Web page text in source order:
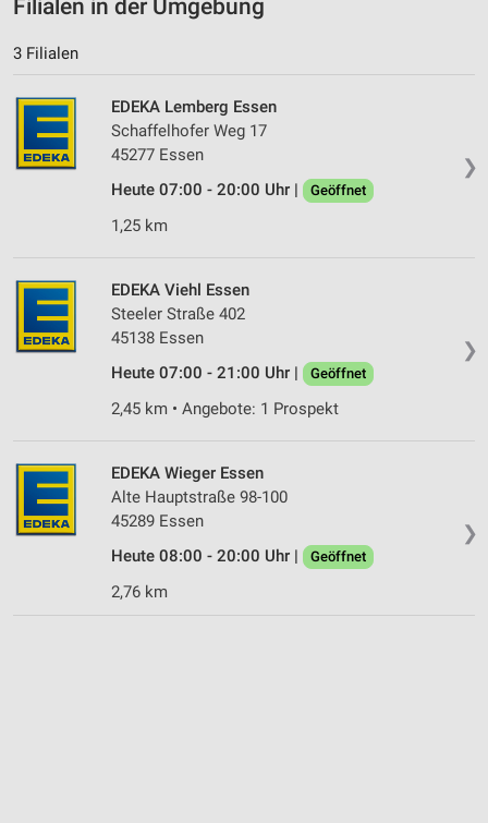
Filialen in der Umgebung
3 Filialen
❯
EDEKA Lemberg Essen
Schaffelhofer Weg 17
45277 Essen
Heute 07:00 - 20:00 Uhr |
Geöffnet
1,25 km
❯
EDEKA Viehl Essen
Steeler Straße 402
45138 Essen
Heute 07:00 - 21:00 Uhr |
Geöffnet
2,45 km • Angebote: 1 Prospekt
❯
EDEKA Wieger Essen
Alte Hauptstraße 98-100
45289 Essen
Heute 08:00 - 20:00 Uhr |
Geöffnet
2,76 km